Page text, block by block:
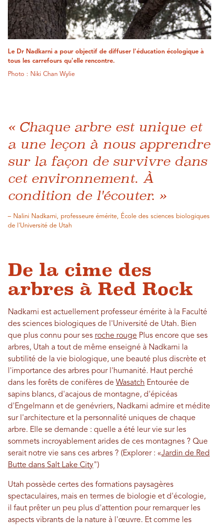
Le Dr Nadkarni a pour objectif de diffuser l'éducation écologique à
tous les carrefours qu'elle rencontre.
Photo : Niki Chan Wylie
« Chaque arbre est unique et
a une leçon à nous apprendre
sur la façon de survivre dans
cet environnement. À
condition de l'écouter. »
– Nalini Nadkarni, professeure émérite, École des sciences biologiques
de l'Université de Utah
De la cime des
arbres à Red Rock
Nadkarni est actuellement professeur émérite à la Faculté
des sciences biologiques de l'Université de Utah. Bien
que plus connu pour ses roche rouge Plus encore que ses
arbres, Utah a tout de même enseigné à Nadkarni la
subtilité de la vie biologique, une beauté plus discrète et
l'importance des arbres pour l'humanité. Haut perché
dans les forêts de conifères de Wasatch Entourée de
sapins blancs, d'acajous de montagne, d'épicéas
d'Engelmann et de genévriers, Nadkarni admire et médite
sur l'architecture et la personnalité uniques de chaque
arbre. Elle se demande : quelle a été leur vie sur les
sommets incroyablement arides de ces montagnes ? Que
serait notre vie sans ces arbres ? (Explorer : «Jardin de Red
Butte dans Salt Lake City")
Utah possède certes des formations paysagères
spectaculaires, mais en termes de biologie et d'écologie,
il faut prêter un peu plus d'attention pour remarquer les
aspects vibrants de la nature à l'œuvre. Et comme les